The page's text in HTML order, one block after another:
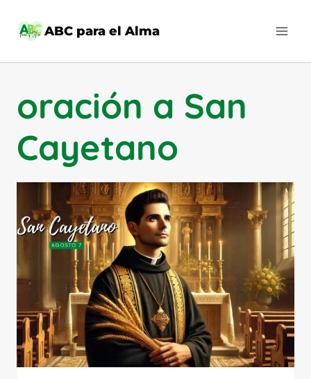
ABC para el Alma
oración a San
Cayetano